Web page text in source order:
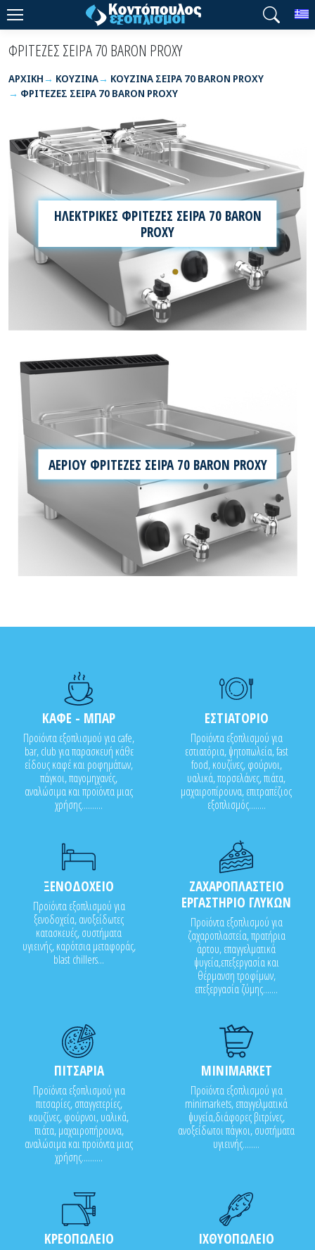
ΦΡΙΤΕΖΕΣ ΣΕΙΡΑ 70 BARON PROXY
ΑΡΧΙΚΉ ΚΟΥΖΙΝΑ
ΚΟΥΖΙΝΑ ΣΕΙΡΑ 70 BARON PROXY
ΦΡΙΤΕΖΕΣ ΣΕΙΡΑ 70 BARON PROXY
ΗΛΕΚΤΡΙΚΕΣ ΦΡΙΤΕΖΕΣ ΣΕΙΡΑ 70 BARON
PROXY
ΑΕΡΙΟΥ ΦΡΙΤΕΖΕΣ ΣΕΙΡΑ 70 BARON PROXY
ΚΑΦΕ - ΜΠΑΡ
Προϊόντα εξοπλισμού για cafe,
bar, club για παρασκευή κάθε
είδους καφέ και ροφημάτων,
πάγκοι, παγομηχανές,
αναλώσιμα και προϊόντα μιας
χρήσης..........
ΕΣΤΙΑΤΟΡΙΟ
Προϊόντα εξοπλισμού για
εστιατόρια, ψητοπωλεία, fast
food, κουζίνες, φούρνοι,
υαλικά, πορσελάνες, πιάτα,
μαχαιροπίρουνα, επιτραπέζιος
εξοπλισμός........
ΞΕΝΟΔΟΧΕΙΟ
Προϊόντα εξοπλισμού για
ξενοδοχεία, ανοξείδωτες
κατασκευές, συστήματα
υγιεινής, καρότσια μεταφοράς,
blast chillers...
ΖΑΧΑΡΟΠΛΑΣΤΕΙΟ
ΕΡΓΑΣΤΗΡΙΟ ΓΛΥΚΩΝ
Προϊόντα εξοπλισμού για
ζαχαροπλαστεία, πρατήρια
άρτου, επαγγελματικά
ψυγεία,επεξεργασία και
θέρμανση τροφίμων,
επεξεργασία ζύμης.......
ΠΙΤΣΑΡΙΑ
Προϊόντα εξοπλισμού για
πιτσαρίες, σπαγγετερίες,
κουζίνες, φούρνοι, υαλικά,
πιάτα, μαχαιροπήρουνα,
αναλώσιμα και προϊόντα μιας
χρήσης..........
MINIMARKET
Προϊόντα εξοπλισμού για
minimarkets, επαγγελματικά
ψυγεία,διάφορες βιτρίνες,
ανοξείδωτοι πάγκοι, συστήματα
υγιεινής........
ΚΡΕΟΠΩΛΕΙΟ ΙΧΘΥΟΠΩΛΕΙΟ